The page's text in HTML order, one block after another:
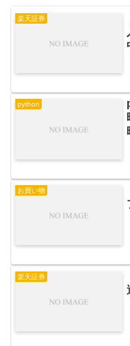
楽天証券
python
お買い物
楽天証券